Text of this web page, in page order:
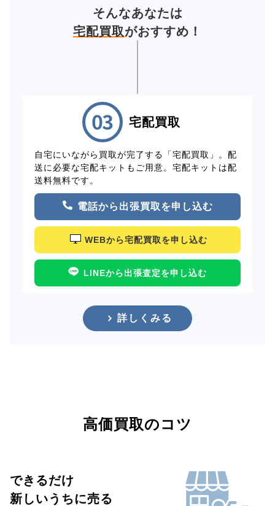
そんなあなたは
宅配買取がおすすめ！
宅配買取
自宅にいながら買取が完了する「宅配買取」。配
送に必要な宅配キットもご用意。宅配キットは配
送料無料です。
電話から出張買取を申し込む
WEBから宅配買取を申し込む
LINEから出張査定を申し込む
詳しくみる
高価買取のコツ
できるだけ
新しいうちに売る